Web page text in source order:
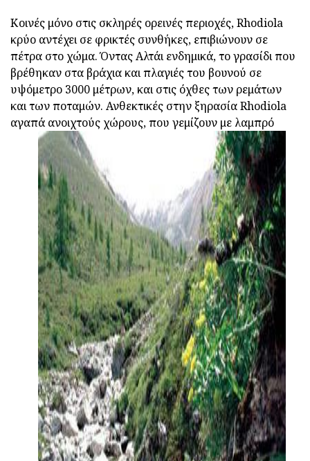
Κοινές μόνο στις σκληρές ορεινές περιοχές, Rhodiola
κρύο αντέχει σε φρικτές συνθήκες, επιβιώνουν σε
πέτρα στο χώμα. Όντας Αλτάι ενδημικά, το γρασίδι που
βρέθηκαν στα βράχια και πλαγιές του βουνού σε
υψόμετρο 3000 μέτρων, και στις όχθες των ρεμάτων
και των ποταμών. Ανθεκτικές στην ξηρασία Rhodiola
αγαπά ανοιχτούς χώρους, που γεμίζουν με λαμπρό
ad